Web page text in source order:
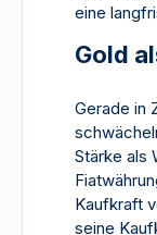
eine
Gold
Gerade in
Stärke als
Kaufkraft
seine